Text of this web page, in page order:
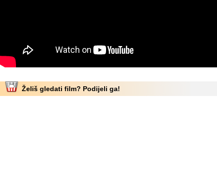
Želiš gledati film? Podijeli ga!